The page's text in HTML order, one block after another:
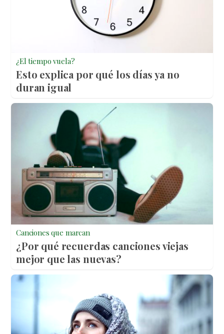
¿El tiempo vuela?
Esto explica por qué los días ya no
duran igual
Canciones que marcan
¿Por qué recuerdas canciones viejas
mejor que las nuevas?